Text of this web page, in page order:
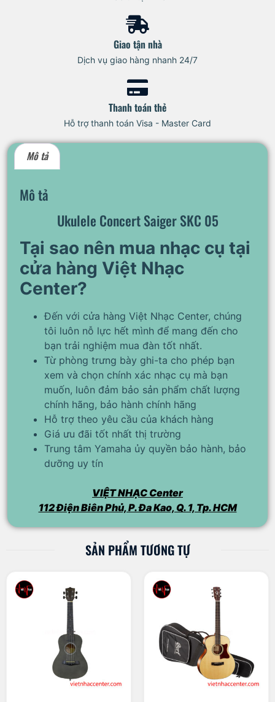
Giao tận nhà
Dịch vụ giao hàng nhanh 24/7
Thanh toán thẻ
Hỗ trợ thanh toán Visa - Master Card
Mô tả
Mô tả
Ukulele Concert Saiger SKC 05
Tại sao nên mua nhạc cụ tại
cửa hàng Việt Nhạc
Center?
Đến với cửa hàng Việt Nhạc Center, chúng
tôi luôn nỗ lực hết mình để mang đến cho
bạn trải nghiệm mua đàn tốt nhất.
Từ phòng trưng bày ghi-ta cho phép bạn
xem và chọn chính xác nhạc cụ mà bạn
muốn, luôn đảm bảo sản phẩm chất lượng
chính hãng, bảo hành chính hãng
Hỗ trợ theo yêu cầu của khách hàng
Giá ưu đãi tốt nhất thị trường
Trung tâm Yamaha ủy quyền bảo hành, bảo
dưỡng uy tín
VIỆT NHẠC Center
112 Điện Biên Phủ, P. Đa Kao, Q. 1, Tp. HCM
SẢN PHẨM TƯƠNG TỰ